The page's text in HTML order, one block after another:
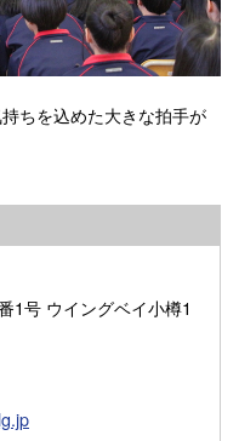
ちを込めた大きな拍手が
1号 ウイングベイ小樽1